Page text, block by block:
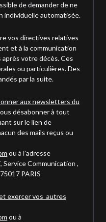
de demander de ne
individuelle automatisée.
vos directives relatives
et à la communication
votre décès. Ces
ou particulières. Des
par la suite.
aux newsletters du
désabonner à tout
sur le lien de
des mails reçus ou
ou à l’adresse
Service Communication ,
PARIS
exercer vos autres
ou à